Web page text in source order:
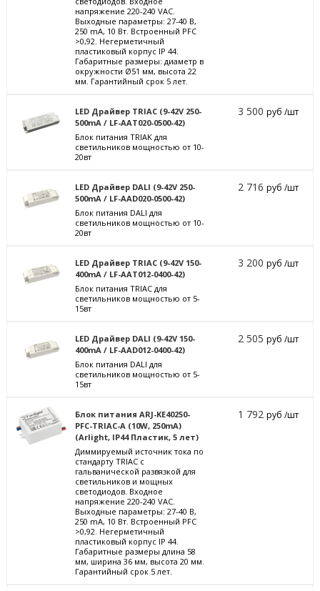
напряжение 220-240 VAC.
Выходные параметры: 27-40 В,
250 mА, 10 Вт. Встроенный PFC
>0,92. Негерметичный
пластиковый корпус IP 44.
Габаритные размеры: диаметр в
окружности Ø51 мм, высота 22
мм. Гарантийный срок 5 лет.
LED Драйвер TRIAC (9-42V 250-
500mA / LF-AAT020-0500-42)
Блок питания TRIAK для
светильников мощностью от 10-
20вт
3 500руб /шт
LED Драйвер DALI (9-42V 250-
500mA / LF-AAD020-0500-42)
Блок питания DALI для
светильников мощностью от 10-
20вт
2 716руб /шт
LED Драйвер TRIAC (9-42V 150-
400mA / LF-AAT012-0400-42)
Блок питания TRIAC для
светильников мощностью от 5-
15вт
3 200руб /шт
LED Драйвер DALI (9-42V 150-
400mA / LF-AAD012-0400-42)
Блок питания DALI для
светильников мощностью от 5-
15вт
2 505руб /шт
Блок питания ARJ-KE40250-
PFC-TRIAC-A (10W, 250mA)
(Arlight, IP44 Пластик, 5 лет)
Диммируемый источник тока по
стандарту TRIAC с
гальванической развязкой для
светильников и мощных
светодиодов. Входное
напряжение 220-240 VAC.
Выходные параметры: 27-40 В,
250 mА, 10 Вт. Встроенный PFC
>0,92. Негерметичный
пластиковый корпус IP 44.
Габаритные размеры длина 58
мм, ширина 36 мм, высота 20 мм.
Гарантийный срок 5 лет.
1 792руб /шт